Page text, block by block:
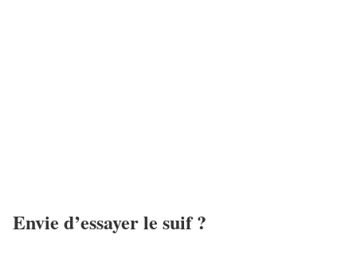
Envie d’essayer le suif ?